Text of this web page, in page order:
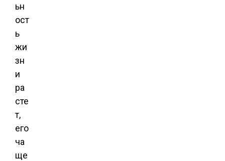
ьн
ост
ь
жи
зн
и
ра
сте
т,
его
ча
ще